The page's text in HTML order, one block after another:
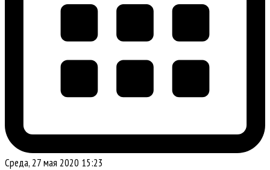
Среда, 27 мая 2020 15:23